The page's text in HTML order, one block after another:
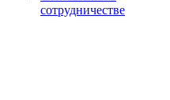
сотрудничестве